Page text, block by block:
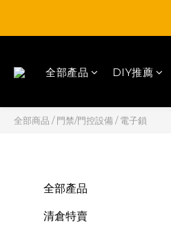
全部產品 DIY推薦
全部商品 /門禁/門控設備/電子鎖
全部產品
清倉特賣